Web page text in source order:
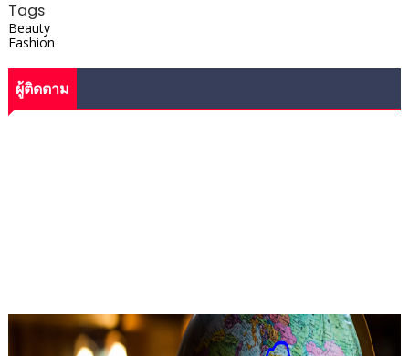
Tags
Beauty
Fashion
ผู้ติดตาม